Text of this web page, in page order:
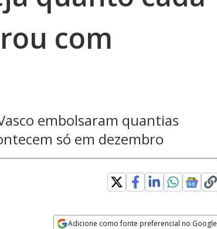
com
embolsaram quantias
só em dezembro
Adicione como fonte preferencial no Google